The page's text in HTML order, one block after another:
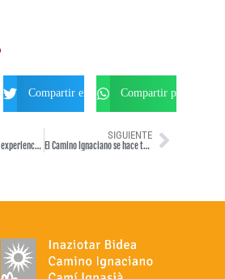
Compartir en TwitterCompartir por
The Unholy Pilgrim experience, from Fr. Patrick Mugavin (689 km of Ignatian Way Experience 2013)
SIGUIENTE
El Camino Ignaciano se hace también en moto, la cabalgadura moderna (septiembre 2013)